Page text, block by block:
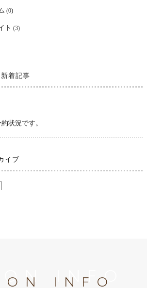
(0)
ト (3)
新着記事
状況です。
イブ
INFO
INFO